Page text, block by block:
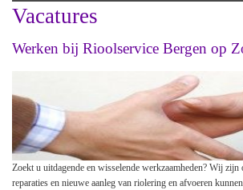
Vacatures
Werken bij Rioolservice Bergen op
Zoekt u uitdagende en wisselende werkzaamheden? Wij zijn
reparaties en nieuwe aanleg van riolering en afvoeren